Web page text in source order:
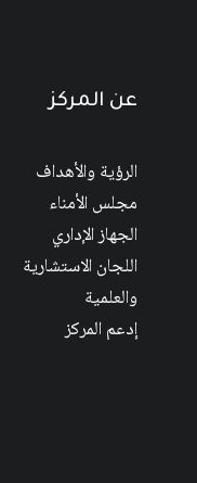
عن المركز
الرؤية والأهداف
مجلس الأمناء
الجهاز الإداري
اللجان الاستشارية
والعلمية
إدعم المركز